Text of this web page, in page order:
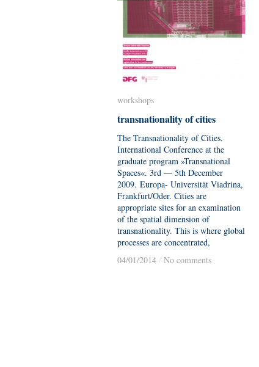
workshops
transnationality of cities
The Transnationality of Cities.
International Conference at the
graduate program »Transnational
Spaces«. 3rd — 5th December
2009. Europa- Universität Viadrina,
Frankfurt/Oder. Cities are
appropriate sites for an examination
of the spatial dimension of
transnationality. This is where global
processes are concentrated,
04/01/2014 / No comments
workshops
transnationality of cities
04/01/2014 / No comments